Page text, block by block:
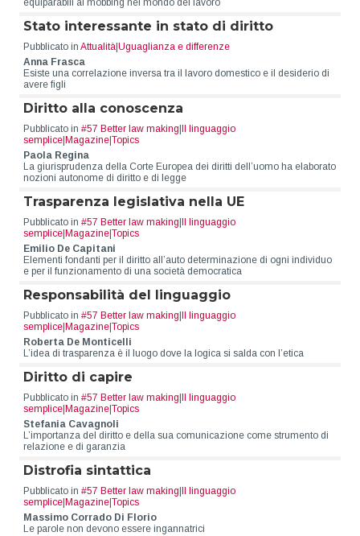
equiparabili al mobbing nel mondo del lavoro
Stato interessante in stato di diritto
Pubblicato in Attualità Uguaglianza e differenze
Anna Frasca
Esiste una correlazione inversa tra il lavoro domestico e il desiderio di
avere figli
Diritto alla conoscenza
Pubblicato in #57 Better law making
Il linguaggio
semplice Magazine Topics
Paola Regina
La giurisprudenza della Corte Europea dei diritti dell’uomo ha elaborato
nozioni autonome di diritto e di legge
Trasparenza legislativa nella UE
Pubblicato in #57 Better law making
Il linguaggio
semplice Magazine Topics
Emilio De Capitani
Elementi fondanti per il diritto all’auto determinazione di ogni individuo
e per il funzionamento di una società democratica
Responsabilità del linguaggio
Pubblicato in #57 Better law making
Il linguaggio
semplice Magazine Topics
Roberta De Monticelli
L’idea di trasparenza è il luogo dove la logica si salda con l’etica
Diritto di capire
Pubblicato in #57 Better law making
Il linguaggio
semplice Magazine Topics
Stefania Cavagnoli
L’importanza del diritto e della sua comunicazione come strumento di
relazione e di garanzia
Distrofia sintattica
Pubblicato in #57 Better law making
Il linguaggio
semplice Magazine Topics
Massimo Corrado Di Florio
Le parole non devono essere ingannatrici